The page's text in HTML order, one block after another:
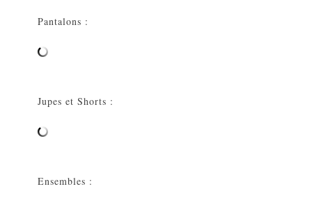
Pantalons :
Jupes et Shorts :
Ensembles :